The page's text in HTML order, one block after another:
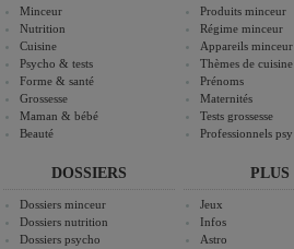
Minceur
Nutrition
Cuisine
Psycho & tests
Forme & santé
Grossesse
Maman & bébé
Beauté
DOSSIERS
Dossiers minceur
Dossiers nutrition
Dossiers psycho
Produits minceur
Régime minceur
Appareils minceur
Thèmes de cuisine
Prénoms
Maternités
Tests grossesse
Professionnels psy
PLUS
Jeux
Infos
Astro